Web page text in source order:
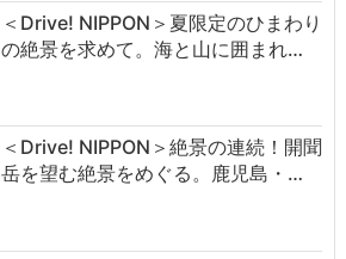
＜Drive! NIPPON＞夏限定のひまわり
の絶景を求めて。海と山に囲まれ…
＜Drive! NIPPON＞絶景の連続！開聞
岳を望む絶景をめぐる。鹿児島・…